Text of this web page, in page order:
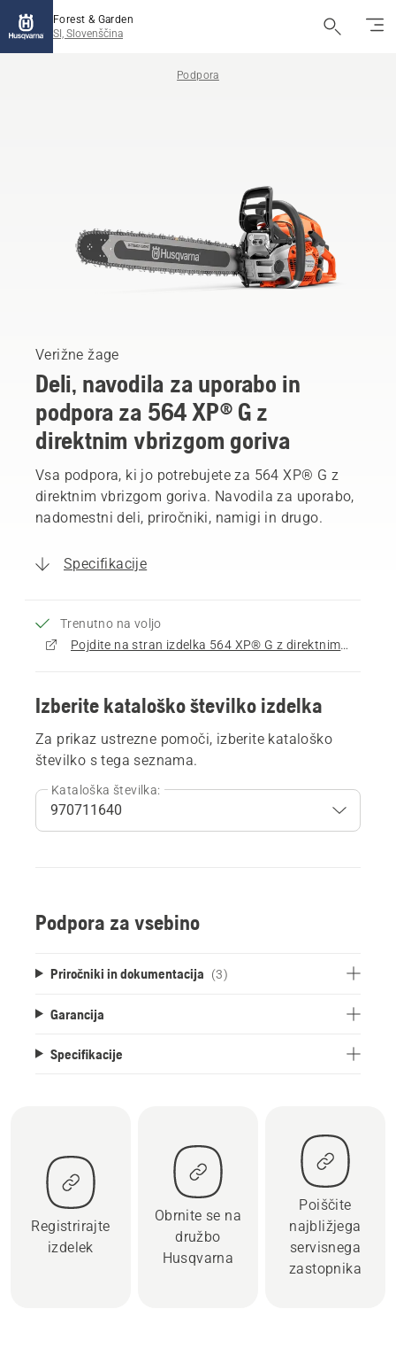
Forest & Garden
SI, Slovenščina
Podpora
Verižne žage
Deli, navodila za uporabo in
podpora za 564 XP® G z
direktnim vbrizgom goriva
Vsa podpora, ki jo potrebujete za 564 XP® G z
direktnim vbrizgom goriva. Navodila za uporabo,
nadomestni deli, priročniki, namigi in drugo.
Specifikacije
Trenutno na voljo
Pojdite na stran izdelka 564 XP® G z direktnim vbrizgom goriva
Izberite kataloško številko izdelka
Za prikaz ustrezne pomoči, izberite kataloško
številko s tega seznama.
Kataloška številka:
Podpora za vsebino
Priročniki in dokumentacija (3)
Garancija
Specifikacije
Registrirajte
izdelek
Obrnite se na
družbo
Husqvarna
Poiščite
najbližjega
servisnega
zastopnika